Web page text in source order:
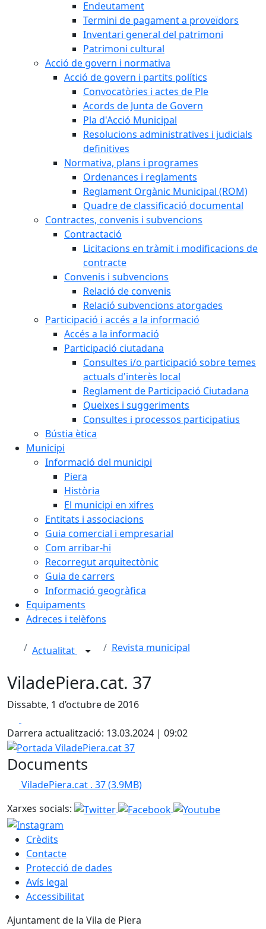
Endeutament
Termini de pagament a proveïdors
Inventari general del patrimoni
Patrimoni cultural
Acció de govern i normativa
Acció de govern i partits polítics
Convocatòries i actes de Ple
Acords de Junta de Govern
Pla d'Acció Municipal
Resolucions administratives i judicials
definitives
Normativa, plans i programes
Ordenances i reglaments
Reglament Orgànic Municipal (ROM)
Quadre de classificació documental
Contractes, convenis i subvencions
Contractació
Licitacions en tràmit i modificacions de
contracte
Convenis i subvencions
Relació de convenis
Relació subvencions atorgades
Participació i accés a la informació
Accés a la informació
Participació ciutadana
Consultes i/o participació sobre temes
actuals d'interès local
Reglament de Participació Ciutadana
Queixes i suggeriments
Consultes i processos participatius
Bústia ètica
Municipi
Informació del municipi
Piera
Història
El municipi en xifres
Entitats i associacions
Guia comercial i empresarial
Com arribar-hi
Recorregut arquitectònic
Guia de carrers
Informació geogràfica
Equipaments
Adreces i telèfons
Actualitat Revista municipal
ViladePiera.cat. 37
Dissabte, 1 d’octubre de 2016
Darrera actualització: 13.03.2024 | 09:02
Portada ViladePiera.cat 37
Documents
ViladePiera.cat . 37(3.9MB)
Xarxes socials:
Crèdits
Contacte
Protecció de dades
Avís legal
Accessibilitat
Ajuntament de la Vila de Piera